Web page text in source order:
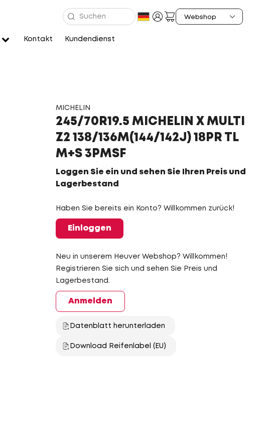
Kontakt Kundendienst
MICHELIN
245/70R19.5 MICHELIN X MULTI
Z2 138/136M(144/142J) 18PR TL
M+S 3PMSF
Loggen Sie ein und sehen Sie Ihren Preis und
Lagerbestand
Haben Sie bereits ein Konto? Willkommen zurück!
Einloggen
Neu in unserem Heuver Webshop? Willkommen!
Registrieren Sie sich und sehen Sie Preis und
Lagerbestand.
Anmelden
Datenblatt herunterladen
Download Reifenlabel (EU)